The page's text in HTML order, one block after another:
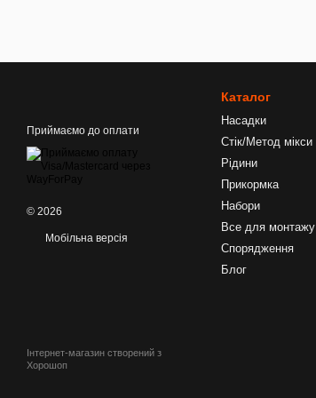
Приймаємо до оплати
© 2026
Мобільна версія
Інтернет-магазин створений з
Хорошоп
Каталог
Насадки
Стік/Метод мікси
Рідини
Прикормка
Набори
Все для монтажу
Спорядження
Блог